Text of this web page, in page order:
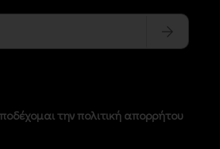
την πολιτική απορρήτου